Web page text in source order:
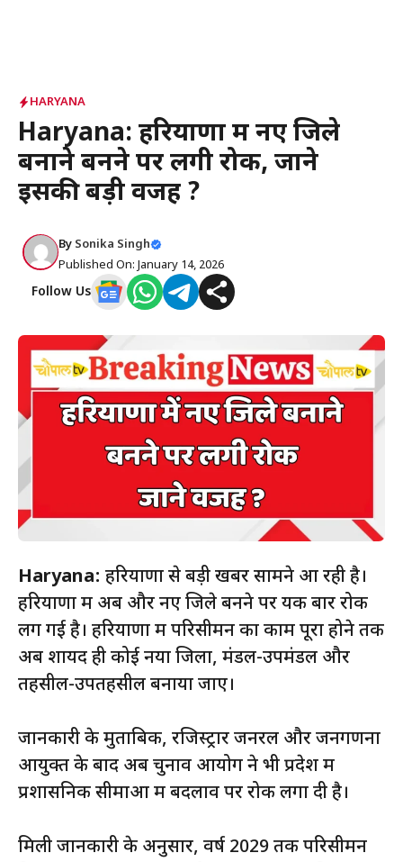
HARYANA
Haryana: हरियाणा में नए जिले
बनाने बनने पर लगी रोक, जाने
इसकी बड़ी वजह ?
By Sonika Singh
Published On: January 14, 2026
Follow Us
Haryana: हरियाणा से बड़ी खबर सामने आ रही है।
हरियाणा में अब और नए जिले बनने पर यक बार रोक
लग गई है। हरियाणा में परिसीमन का काम पूरा होने तक
अब शायद ही कोई नया जिला, मंडल-उपमंडल और
तहसील-उपतहसील बनाया जाए।
जानकारी के मुताबिक, रजिस्ट्रार जनरल और जनगणना
आयुक्त के बाद अब चुनाव आयोग ने भी प्रदेश में
प्रशासनिक सीमाओं में बदलाव पर रोक लगा दी है।
मिली जानकारी के अनुसार, वर्ष 2029 तक परिसीमन